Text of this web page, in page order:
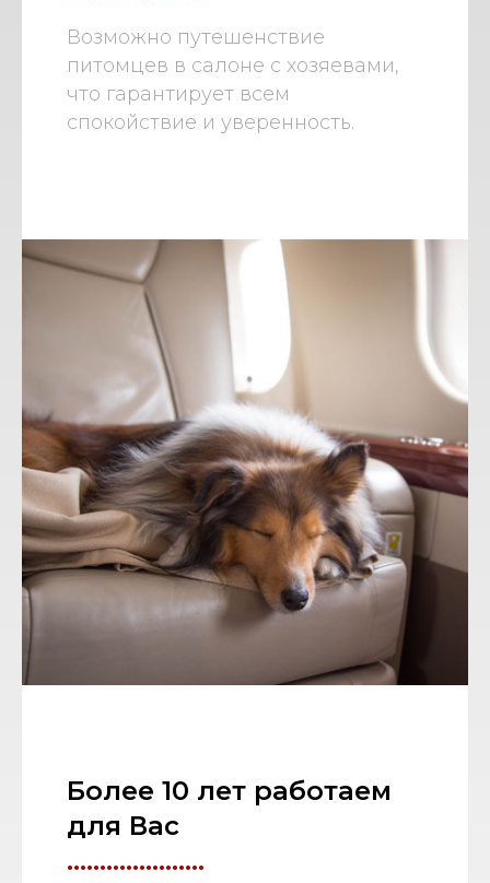
Возможно путешенствие
питомцев в салоне с хозяевами,
что гарантирует всем
спокойствие и уверенность.
Более 10 лет работаем
для Вас
.....................